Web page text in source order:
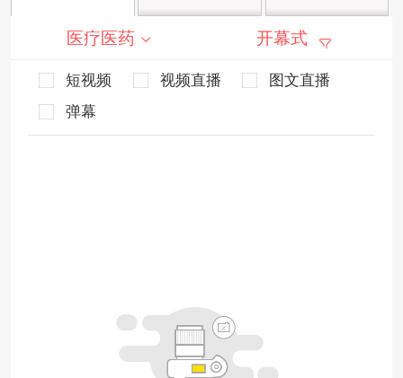
医疗医药 开幕式
短视频 视频直播
图文直播
弹幕